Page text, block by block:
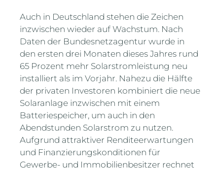
Auch in Deutschland stehen die Zeichen
inzwischen wieder auf Wachstum. Nach
Daten der Bundesnetzagentur wurde in
den ersten drei Monaten dieses Jahres rund
65 Prozent mehr Solarstromleistung neu
installiert als im Vorjahr. Nahezu die Hälfte
der privaten Investoren kombiniert die neue
Solaranlage inzwischen mit einem
Batteriespeicher, um auch in den
Abendstunden Solarstrom zu nutzen.
Aufgrund attraktiver Renditeerwartungen
und Finanzierungskonditionen für
Gewerbe- und Immobilienbesitzer rechnet